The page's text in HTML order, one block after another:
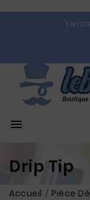

Drip Tip
Accueil Pièce